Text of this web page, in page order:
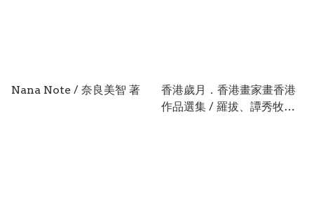
Nana Note / 奈良美智 著
香港歲月．香港畫家畫香港
作品選集 / 羅拔、譚秀牧、